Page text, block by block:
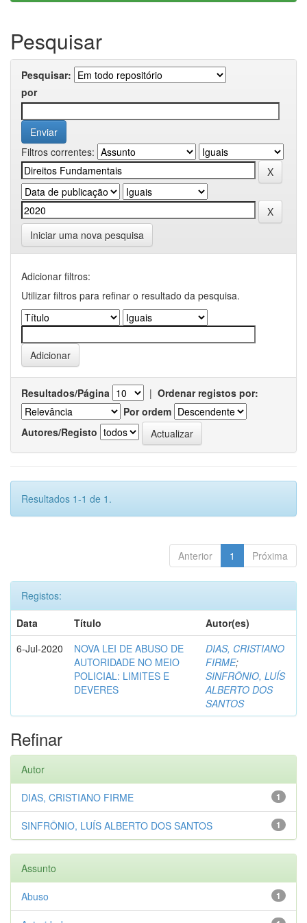
Pesquisar
Pesquisar:
por
Filtros correntes:
Iniciar uma nova pesquisa
Adicionar filtros:
Utilizar filtros para refinar o resultado da pesquisa.
Resultados/Página | Ordenar registos por:
Por ordem
Autores/Registo
Resultados 1-1 de 1.
Anterior 1 Próxima
Registos:
Data
Título
Autor(es)
6-Jul-2020
NOVA LEI DE ABUSO DE
AUTORIDADE NO MEIO
POLICIAL: LIMITES E
DEVERES
DIAS, CRISTIANO
FIRME;
SINFRÔNIO, LUÍS
ALBERTO DOS
SANTOS
Refinar
Autor
1
DIAS, CRISTIANO FIRME
1
SINFRÔNIO, LUÍS ALBERTO DOS SANTOS
Assunto
1
Abuso